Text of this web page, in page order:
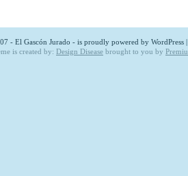
- El Gascón Jurado - is proudly powered by WordPress |
is created by: Design Disease brought to you by